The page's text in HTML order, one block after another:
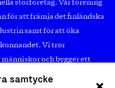
samtycke
storföretag. Vår förening
för att främja det finländska
samt för att öka
Vi tror
och bygger ett
arbete! Sade vi det